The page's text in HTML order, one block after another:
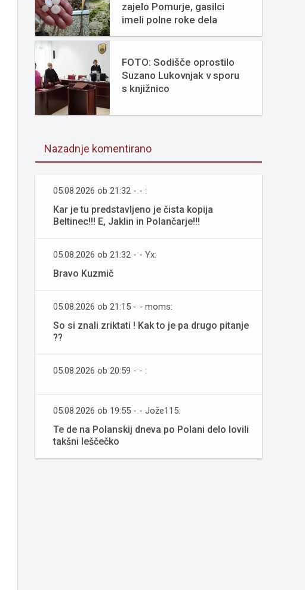
zajelo Pomurje, gasilci
imeli polne roke dela
FOTO: Sodišče oprostilo
Suzano Lukovnjak v sporu
s knjižnico
Nazadnje komentirano
05.08.2026 ob 21:32 - - :
Kar je tu predstavljeno je čista kopija
Beltinec!!! E, Jaklin in Polančarje!!!
05.08.2026 ob 21:32 - - Yx:
Bravo Kuzmič
05.08.2026 ob 21:15 - - moms:
So si znali zriktati ! Kak to je pa drugo pitanje
??
05.08.2026 ob 20:59 - - :
05.08.2026 ob 19:55 - - Jože115:
Te de na Polanskij dneva po Polani delo lovili
takšni leščečko